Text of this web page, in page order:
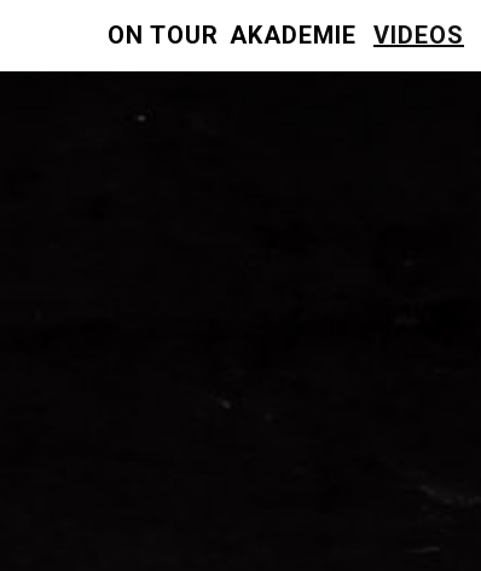
ON TOUR AKADEMIE VIDEOS